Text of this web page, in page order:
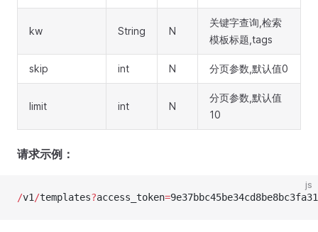
kw String N
关键字查询,检索
模板标题,tags
skip int N 分页参数,默认值0
limit int N
分页参数,默认值
10
请求示例：
js
/v1 /templates?access_token=